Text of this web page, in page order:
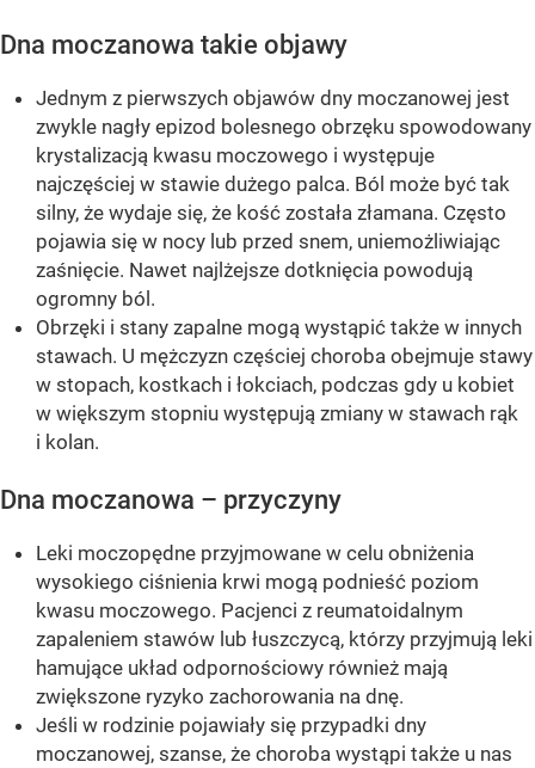
Dna moczanowa takie objawy
Jednym z pierwszych objawów dny moczanowej jest
zwykle nagły epizod bolesnego obrzęku spowodowany
krystalizacją kwasu moczowego i występuje
najczęściej w stawie dużego palca. Ból może być tak
silny, że wydaje się, że kość została złamana. Często
pojawia się w nocy lub przed snem, uniemożliwiając
zaśnięcie. Nawet najlżejsze dotknięcia powodują
ogromny ból.
Obrzęki i stany zapalne mogą wystąpić także w innych
stawach. U mężczyzn częściej choroba obejmuje stawy
w stopach, kostkach i łokciach, podczas gdy u kobiet
w większym stopniu występują zmiany w stawach rąk
i kolan.
Dna moczanowa – przyczyny
Leki moczopędne przyjmowane w celu obniżenia
wysokiego ciśnienia krwi mogą podnieść poziom
kwasu moczowego. Pacjenci z reumatoidalnym
zapaleniem stawów lub łuszczycą, którzy przyjmują leki
hamujące układ odpornościowy również mają
zwiększone ryzyko zachorowania na dnę.
Jeśli w rodzinie pojawiały się przypadki dny
moczanowej, szanse, że choroba wystąpi także u nas